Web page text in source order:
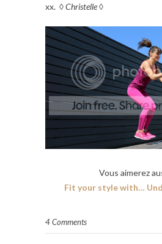
xx. ◊Christelle◊
Vous aimerez
Fit your style with…
4 Comments